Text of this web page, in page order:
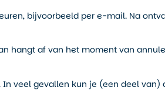
bijvoorbeeld per e-mail. Na
hangt af van het moment van
veel gevallen kun je (een deel